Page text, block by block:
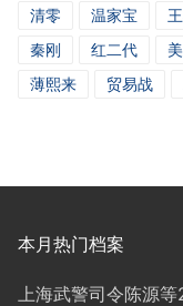
清零 温家宝
秦刚
红二代
薄熙来
贸易战
本月热门档案
上海武警司令陈源